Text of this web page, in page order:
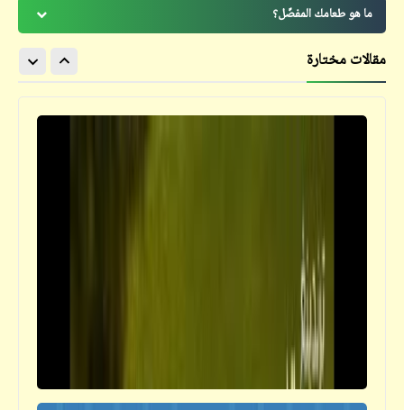
ما هو طعامك المفضّل؟
مقالات مختارة